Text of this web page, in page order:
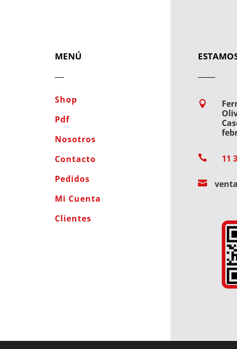
MENÚ
Shop
Pdf
Nosotros
Contacto
Pedidos
Mi Cuenta
Clientes

 11
